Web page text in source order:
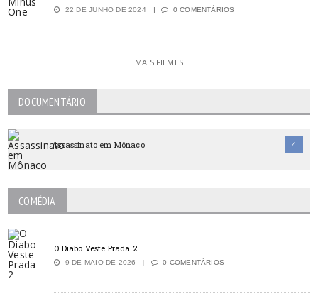
22 DE JUNHO DE 2024 0 COMENTÁRIOS
MAIS FILMES
DOCUMENTÁRIO
Assassinato em Mônaco 4
COMÉDIA
O Diabo Veste Prada 2
9 DE MAIO DE 2026 0 COMENTÁRIOS